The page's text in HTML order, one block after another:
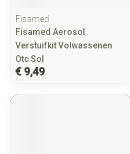
Fisamed
Fisamed Aerosol
Verstuifkit Volwassenen
Otc Sol
€ 9,49